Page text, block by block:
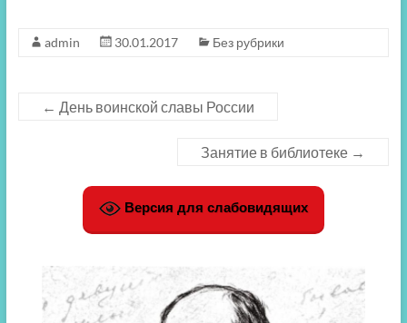
admin 30.01.2017 Без рубрики
← День воинской славы России
Занятие в библиотеке →
Версия для слабовидящих